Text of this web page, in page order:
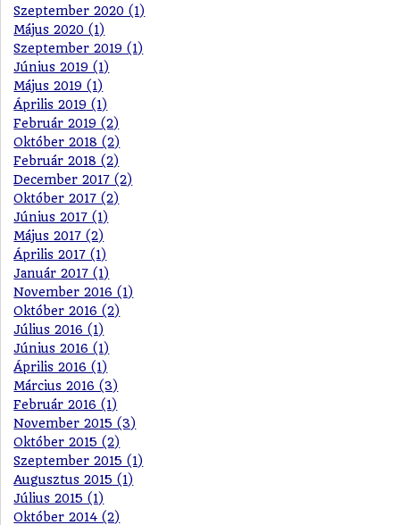
Szeptember 2020 (1)
Május 2020 (1)
Szeptember 2019 (1)
Június 2019 (1)
Május 2019 (1)
Április 2019 (1)
Február 2019 (2)
Október 2018 (2)
Február 2018 (2)
December 2017 (2)
Október 2017 (2)
Június 2017 (1)
Május 2017 (2)
Április 2017 (1)
Január 2017 (1)
November 2016 (1)
Október 2016 (2)
Július 2016 (1)
Június 2016 (1)
Április 2016 (1)
Március 2016 (3)
Február 2016 (1)
November 2015 (3)
Október 2015 (2)
Szeptember 2015 (1)
Augusztus 2015 (1)
Július 2015 (1)
Október 2014 (2)